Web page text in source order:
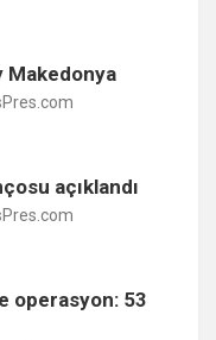
Makedonya
açıklandı
operasyon: 53